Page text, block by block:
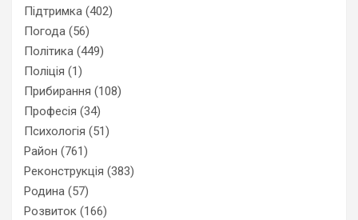
Підтримка (402)
Погода (56)
Політика (449)
Поліція (1)
Прибирання (108)
Професія (34)
Психологія (51)
Район (761)
Реконструкція (383)
Родина (57)
Розвиток (166)